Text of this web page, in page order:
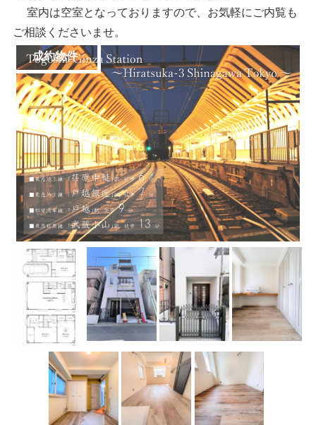
室内は空室となっておりますので、お気軽にご内覧も
ご相談くださいませ。
成約物件